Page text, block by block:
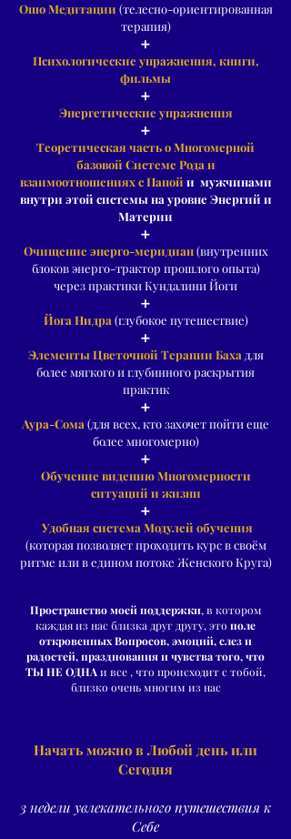
Ошо Медитации (телесно-ориентированная
терапия)
➕
Психологические упражнения, книги,
фильмы
➕
Энергетические упражнения
➕
Теоретическая часть о Многомерной
базовой Системе Рода и
взаимоотношениях с Папой и мужчинами
внутри этой системы на уровне Энергий и
Материи
➕
Очищение энерго-меридиан(внутренних
блоков энерго-трактор прошлого опыта)
через практики Кундалини Йоги
➕
Йога Нидра (глубокое путешествие)
➕
Элементы Цветочной Терапии Баха для
более мягкого и глубинного раскрытия
практик
➕
Аура-Сома (для всех, кто захочет пойти еще
более многомерно)
➕
Обучение видению Многомерности
ситуаций и жизни
➕
Удобная система Модулей обучения
(которая позволяет проходить курс в своём
ритме или в едином потоке Женского Круга)
Пространство моей поддержки, в котором
каждая из нас близка друг другу, это поле
откровенных Вопросов, эмоций, слез и
радостей, празднования и чувства того, что
ТЫ НЕ ОДНАи все , что происходит с тобой,
близко очень многим из нас
Начать можно в Любой день или
Сегодня
3 недели увлекательного путешествия к
Себе